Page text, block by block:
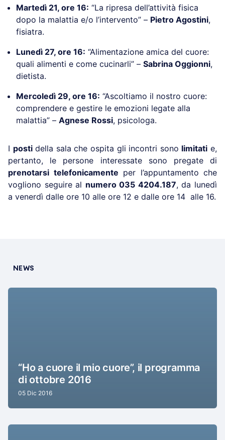
Martedì 21, ore 16: “La ripresa dell’attività fisica
dopo la malattia e/o l’intervento” – Pietro Agostini,
fisiatra.
Lunedì 27, ore 16: “Alimentazione amica del cuore:
quali alimenti e come cucinarli” – Sabrina Oggionni,
dietista.
Mercoledì 29, ore 16: “Ascoltiamo il nostro cuore:
comprendere e gestire le emozioni legate alla
malattia” – Agnese Rossi, psicologa.
I postidella sala che ospita gli incontri sono limitati e,
pertanto, le persone interessate sono pregate di
prenotarsi telefonicamente per l’appuntamento che
vogliono seguire al numero 035 4204.187, da lunedì
a venerdì dalle ore 10 alle ore 12 e dalle ore 14 alle 16.
NEWS
“Ho a cuore il mio cuore”, il programma
di ottobre 2016
05 Dic 2016